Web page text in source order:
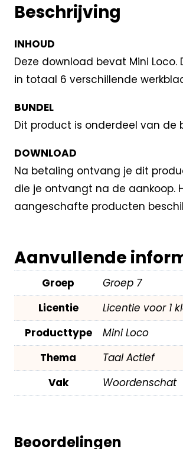
Beschrijving
INHOUD
Deze download bevat Mini
in totaal 6 verschillende
BUNDEL
Dit product is onderdeel van de
DOWNLOAD
Na betaling ontvang je dit
die je ontvangt na de aankoop.
aangeschafte producten
Aanvullende
Groep
Groep 7
Licentie
Licentie voor 1
Producttype
Mini Loco
Thema
Taal Actief
Vak
Woordenschat
Beoordelingen